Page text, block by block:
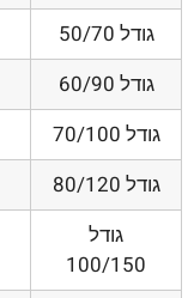
גודל 50/70
גודל 60/90
גודל 70/100
גודל 80/120
גודל
100/150